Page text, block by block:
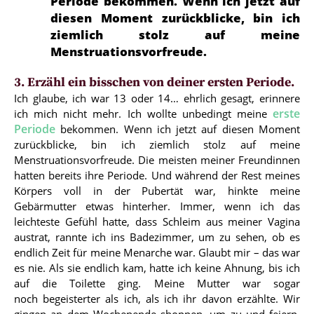
diesen Moment zurückblicke, bin ich
ziemlich stolz auf meine
Menstruationsvorfreude.
3. Erzähl ein bisschen von deiner ersten Periode.
Ich glaube, ich war 13 oder 14… ehrlich gesagt, erinnere
ich mich nicht mehr. Ich wollte unbedingt meine erste
Periode bekommen. Wenn ich jetzt auf diesen Moment
zurückblicke, bin ich ziemlich stolz auf meine
Menstruationsvorfreude. Die meisten meiner Freundinnen
hatten bereits ihre Periode. Und während der Rest meines
Körpers voll in der Pubertät war, hinkte meine
Gebärmutter etwas hinterher. Immer, wenn ich das
leichteste Gefühl hatte, dass Schleim aus meiner Vagina
austrat, rannte ich ins Badezimmer, um zu sehen, ob es
endlich Zeit für meine Menarche war. Glaubt mir – das war
es nie. Als sie endlich kam, hatte ich keine Ahnung, bis ich
auf die Toilette ging. Meine Mutter war sogar
noch begeisterter als ich, als ich ihr davon erzählte. Wir